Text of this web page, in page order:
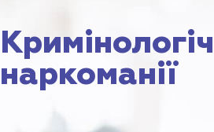
наркоманії